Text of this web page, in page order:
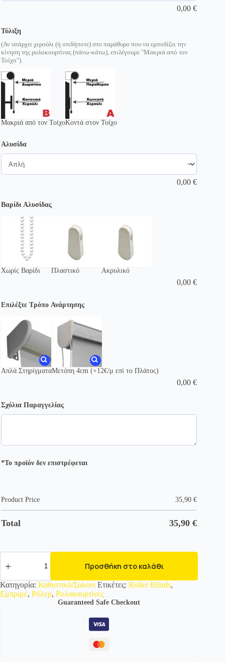
0,00€
Τύλιξη
(Αν υπάρχει χερούλι (ή οτιδήποτε) στο παράθυρο που να εμποδίζει την
κίνηση της ρολοκουρτίνας (πάνω-κάτω), επιλέγουμε "Μακριά από τον
Τοίχο").
Μακριά από τον ΤοίχοΚοντά στον Τοίχο
Αλυσίδα
0,00€
Βαρίδι Αλυσίδας
Χωρίς Βαρίδι Πλαστικό Ακρυλικό
0,00€
Επιλέξτε Τρόπο Ανάρτησης
Απλά ΣτηρίγματαΜετόπη 4cm (+12€/μ επί το Πλάτος)
0,00€
Σχόλια Παραγγελίας
*Το προϊόν δεν επιστρέφεται
Product Price 35,90€
Total 35,90€
101
Ρολοκουρτίνα
-
Roller
Προσθήκη στο καλάθι
Κατηγορία: Καθιστικό/Σαλόνι Ετικέτες: Roller Blinds,
Εμπριμέ, Ρόλερ, Ρολοκουρτίνες
Guaranteed Safe Checkout